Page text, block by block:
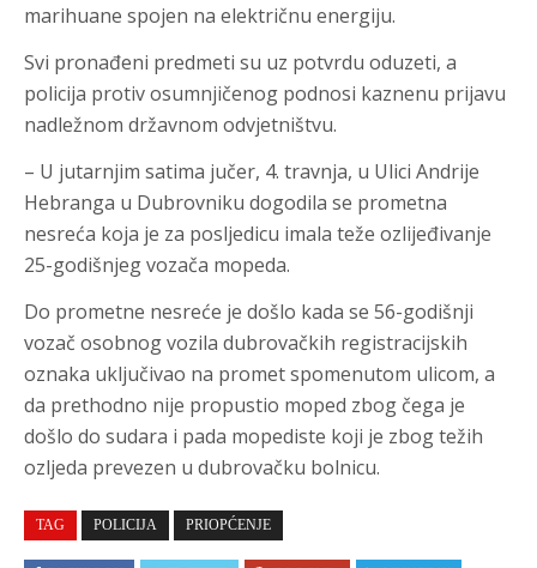
marihuane spojen na električnu energiju.
Svi pronađeni predmeti su uz potvrdu oduzeti, a
policija protiv osumnjičenog podnosi kaznenu prijavu
nadležnom državnom odvjetništvu.
– U jutarnjim satima jučer, 4. travnja, u Ulici Andrije
Hebranga u Dubrovniku dogodila se prometna
nesreća koja je za posljedicu imala teže ozlijeđivanje
25-godišnjeg vozača mopeda.
Do prometne nesreće je došlo kada se 56-godišnji
vozač osobnog vozila dubrovačkih registracijskih
oznaka uključivao na promet spomenutom ulicom, a
da prethodno nije propustio moped zbog čega je
došlo do sudara i pada mopediste koji je zbog težih
ozljeda prevezen u dubrovačku bolnicu.
TAG POLICIJA PRIOPĆENJE